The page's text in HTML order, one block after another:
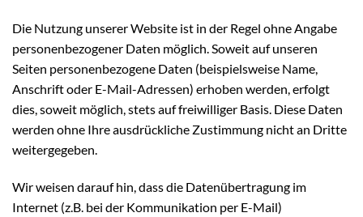
Die Nutzung unserer Website ist in der Regel ohne Angabe
personenbezogener Daten möglich. Soweit auf unseren
Seiten personenbezogene Daten (beispielsweise Name,
Anschrift oder E-Mail-Adressen) erhoben werden, erfolgt
dies, soweit möglich, stets auf freiwilliger Basis. Diese Daten
werden ohne Ihre ausdrückliche Zustimmung nicht an Dritte
weitergegeben.
Wir weisen darauf hin, dass die Datenübertragung im
Internet (z.B. bei der Kommunikation per E-Mail)